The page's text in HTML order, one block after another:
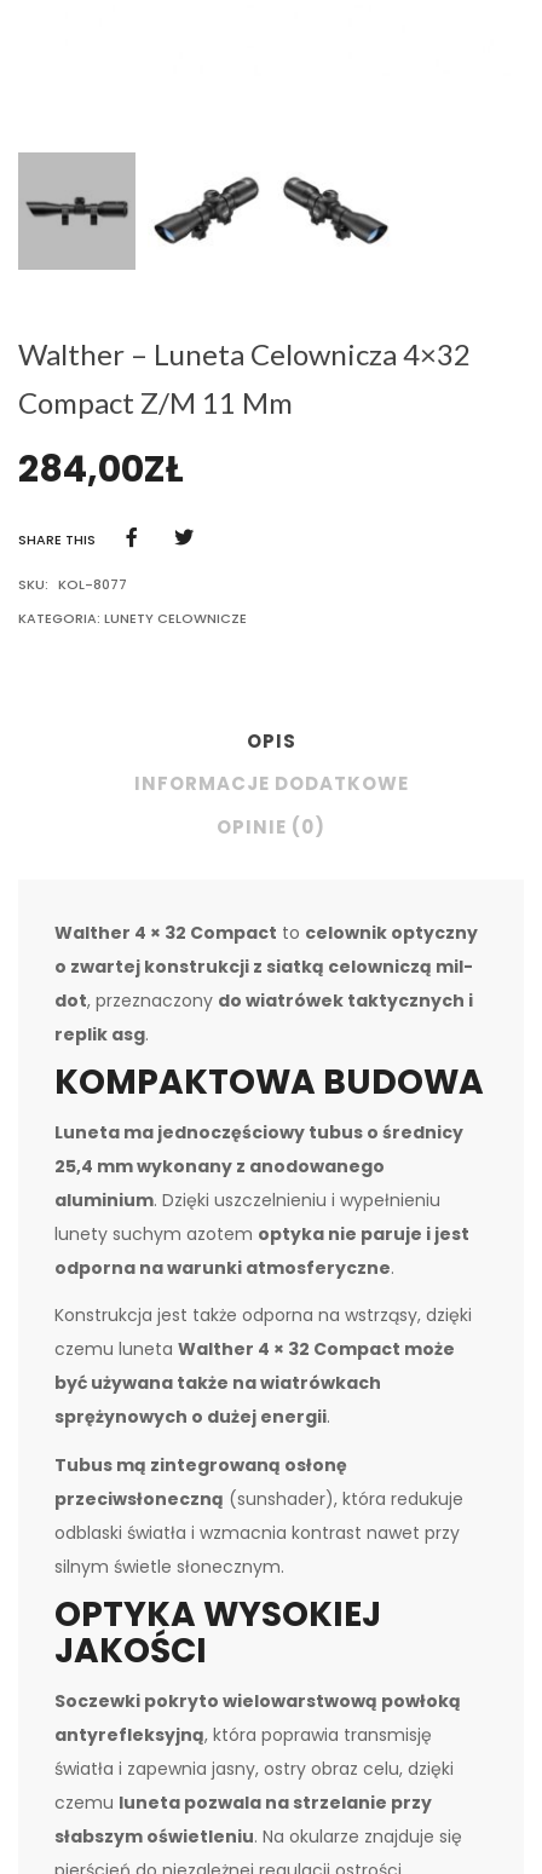
Walther – Luneta Celownicza 4×32
Compact Z/m 11 Mm
284,00ZŁ
SHARE THIS
SKU: KOL-8077
KATEGORIA: LUNETY CELOWNICZE
OPIS
INFORMACJE DODATKOWE
OPINIE (0)
Walther 4 × 32 Compact to celownik optyczny
o zwartej konstrukcji z siatką celowniczą mil-
dot, przeznaczony do wiatrówek taktycznych i
replik asg.
KOMPAKTOWA BUDOWA
Luneta ma jednoczęściowy tubus o średnicy
25,4 mm wykonany z anodowanego
aluminium. Dzięki uszczelnieniu i wypełnieniu
lunety suchym azotem optyka nie paruje i jest
odporna na warunki atmosferyczne.
Konstrukcja jest także odporna na wstrząsy, dzięki
czemu luneta Walther 4 × 32 Compact może
być używana także na wiatrówkach
sprężynowych o dużej energii.
Tubus mą zintegrowaną osłonę
przeciwsłoneczną (sunshader), która redukuje
odblaski światła i wzmacnia kontrast nawet przy
silnym świetle słonecznym.
OPTYKA WYSOKIEJ
JAKOŚCI
Soczewki pokryto wielowarstwową powłoką
antyrefleksyjną, która poprawia transmisję
światła i zapewnia jasny, ostry obraz celu, dzięki
czemu luneta pozwala na strzelanie przy
słabszym oświetleniu. Na okularze znajduje się